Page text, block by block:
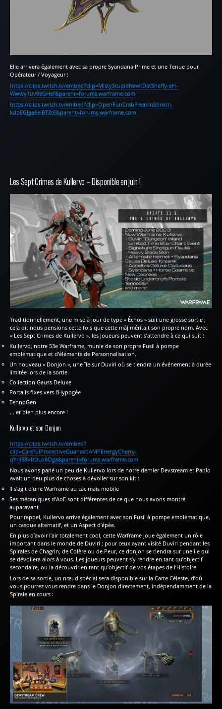
Elle arrivera également avec sa propre Syandana Prime et une Tenue pour
Opérateur / Voyageur :
https://clips.twitch.tv/embed?clip=MistyStupidNewtDatSheffy-eH-
Wwwy1uv9eGHef&parent=forums.warframe.com
https://clips.twitch.tv/embed?clip=OpenFunCrabFreakinStinkin-
kdpEGJga6eiBTZtE&parent=forums.warframe.com
Les Sept Crimes de Kullervo – Disponible en juin !
Traditionnellement, une mise à jour de type « Échos » suit une grosse sortie ;
cela dit nous pensions cette fois que cette màj méritait son propre nom. Avec
« Les Sept Crimes de Kullervo », les joueurs peuvent s’attendre à ce qui suit :
Kullervo, notre 53e Warframe, munie de son propre Fusil à pompe
emblématique et d’éléments de Personnalisation.
Un nouveau « Donjon », une île sur Duviri où se tiendra un événement à durée
limitée lors de la sortie.
Collection Gauss Deluxe
Portails fixes vers l’Hypogée
TennoGen
… et bien plus encore !
Kullervo et son Donjon
https://clips.twitch.tv/embed?
clip=CarefulProtectiveGuanacoAMPEnergyCherry-
qYrji98VRDLo8Oga&parent=forums.warframe.com
Nous avons parlé un peu de Kullervo lors de notre dernier Devstream et Pablo
avait un peu plus de choses à dévoiler sur son kit :
Il s’agit d’une Warframe au càc mais mobile
Ses mécaniques d’AoE sont différentes de ce que nous avons montré
auparavant
Pour rappel, Kullervo arrive également avec son Fusil à pompe emblématique,
un casque alternatif, et un Aspect d’épée.
En plus d’avoir l’air totalement cool, cette Warframe joue également un rôle
important dans le monde de Duviri ; pour ceux ayant visité Duviri pendant les
Spirales de Chagrin, de Colère ou de Peur, ce donjon se tiendra sur une île qui
se dévoilera alors à vous. Les joueurs peuvent s’y rendre en tant qu’objectif
secondaire, ou la découvrir en tant qu’objectif de vos étapes de l’Histoire.
Lors de sa sortie, un nœud spécial sera disponible sur la Carte Céleste, d’où
vous pourrez vous rendre dans le Donjon directement, indépendamment de la
Spirale en cours :